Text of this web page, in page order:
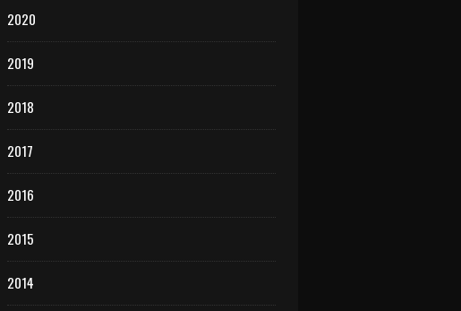
2020
2019
2018
2017
2016
2015
2014